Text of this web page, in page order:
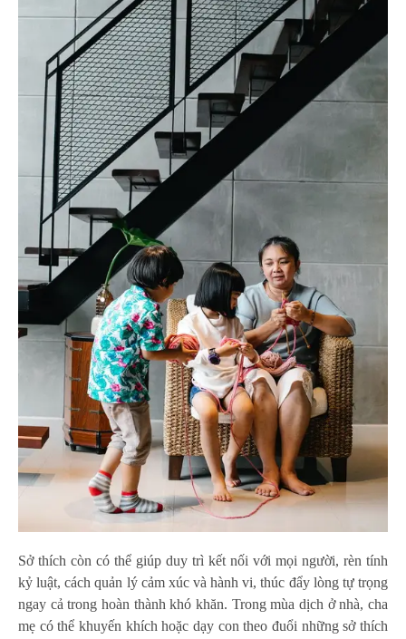
Sở thích còn có thể giúp duy trì kết nối với mọi người, rèn tính
kỷ luật, cách quản lý cảm xúc và hành vi, thúc đẩy lòng tự trọng
ngay cả trong hoàn thành khó khăn. Trong mùa dịch ở nhà, cha
mẹ có thể khuyến khích hoặc dạy con theo đuổi những sở thích